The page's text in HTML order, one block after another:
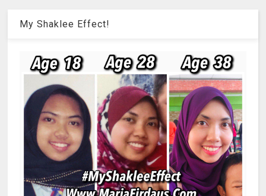
My Shaklee Effect!